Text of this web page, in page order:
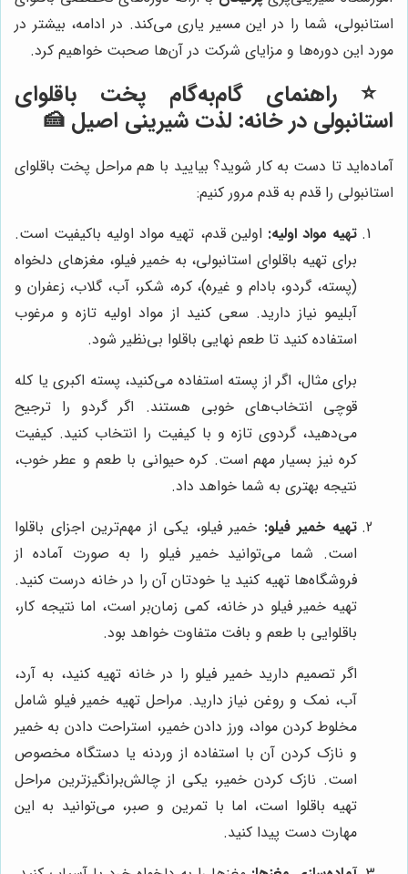
استانبولی، شما را در این مسیر یاری می‌کند. در ادامه، بیشتر در
مورد این دوره‌ها و مزایای شرکت در آن‌ها صحبت خواهیم کرد.
⭐️ راهنمای گام‌به‌گام پخت باقلوای
استانبولی در خانه: لذت شیرینی اصیل 🍰
آماده‌اید تا دست به کار شوید؟ بیایید با هم مراحل پخت باقلوای
استانبولی را قدم به قدم مرور کنیم:
تهیه مواد اولیه: اولین قدم، تهیه مواد اولیه باکیفیت است.
برای تهیه باقلوای استانبولی، به خمیر فیلو، مغزهای دلخواه
(پسته، گردو، بادام و غیره)، کره، شکر، آب، گلاب، زعفران و
آبلیمو نیاز دارید. سعی کنید از مواد اولیه تازه و مرغوب
استفاده کنید تا طعم نهایی باقلوا بی‌نظیر شود.
برای مثال، اگر از پسته استفاده می‌کنید، پسته اکبری یا کله
قوچی انتخاب‌های خوبی هستند. اگر گردو را ترجیح
می‌دهید، گردوی تازه و با کیفیت را انتخاب کنید. کیفیت
کره نیز بسیار مهم است. کره حیوانی با طعم و عطر خوب،
نتیجه بهتری به شما خواهد داد.
تهیه خمیر فیلو: خمیر فیلو، یکی از مهم‌ترین اجزای باقلوا
است. شما می‌توانید خمیر فیلو را به صورت آماده از
فروشگاه‌ها تهیه کنید یا خودتان آن را در خانه درست کنید.
تهیه خمیر فیلو در خانه، کمی زمان‌بر است، اما نتیجه کار،
باقلوایی با طعم و بافت متفاوت خواهد بود.
اگر تصمیم دارید خمیر فیلو را در خانه تهیه کنید، به آرد،
آب، نمک و روغن نیاز دارید. مراحل تهیه خمیر فیلو شامل
مخلوط کردن مواد، ورز دادن خمیر، استراحت دادن به خمیر
و نازک کردن آن با استفاده از وردنه یا دستگاه مخصوص
است. نازک کردن خمیر، یکی از چالش‌برانگیزترین مراحل
تهیه باقلوا است، اما با تمرین و صبر، می‌توانید به این
مهارت دست پیدا کنید.